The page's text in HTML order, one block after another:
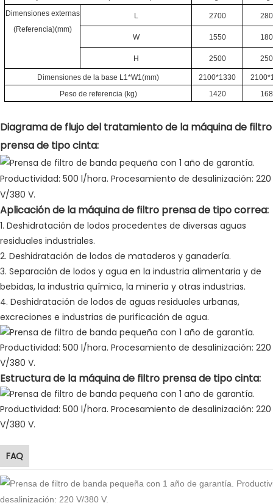
Dimensiones externas
(Referencia)(mm)
L 2700
W 1550
H 2500
Dimensiones de la base L1*W1(mm) 2100*1330
Peso de referencia (kg)
1420
Diagrama de flujo del tratamiento de la máquina de filtro
prensa de tipo cinta:
Aplicación de la máquina de filtro prensa de tipo correa:
1. Deshidratación de lodos procedentes de diversas aguas
residuales industriales.
2. Deshidratación de lodos de mataderos y ganadería.
3. Separación de lodos y agua en la industria alimentaria y de
bebidas, la industria química, la minería y otras industrias.
4. Deshidratación de lodos de aguas residuales urbanas,
excreciones e industrias de purificación de agua.
Estructura de la máquina de filtro prensa de tipo cinta:
FAQ